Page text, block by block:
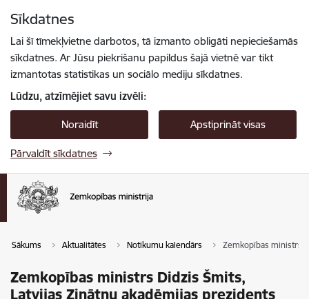
Sīkdatnes
Lai šī tīmekļvietne darbotos, tā izmanto obligāti nepieciešamās
sīkdatnes. Ar Jūsu piekrišanu papildus šajā vietnē var tikt
izmantotas statistikas un sociālo mediju sīkdatnes.
Lūdzu, atzīmējiet savu izvēli:
Noraidīt Apstiprināt visas
Pārvaldīt sīkdatnes
Sākums Aktualitātes Notikumu kalendārs Zemkopības ministrs
Zemkopības ministrs Didzis Šmits,
Latvijas Zinātņu akadēmijas prezidents